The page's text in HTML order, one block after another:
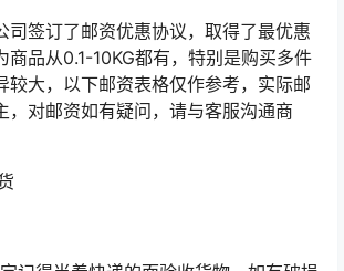
司签订了邮资优惠协议，取得了最优惠
商品从0.1-10KG都有，特别是购买多件
较大，以下邮资表格仅作参考，实际邮
，对邮资如有疑问，请与客服沟通商